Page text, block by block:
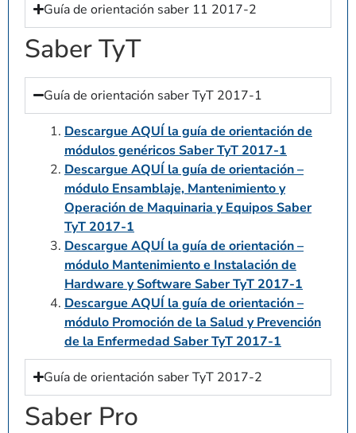
Guía de orientación saber 11 2017-2
Saber TyT
Guía de orientación saber TyT 2017-1
Descargue AQUÍ la guía de orientación de
módulos genéricos Saber TyT 2017-1
Descargue AQUÍ la guía de orientación –
módulo Ensamblaje, Mantenimiento y
Operación de Maquinaria y Equipos Saber
TyT 2017-1
Descargue AQUÍ la guía de orientación –
módulo Mantenimiento e Instalación de
Hardware y Software Saber TyT 2017-1
Descargue AQUÍ la guía de orientación –
módulo Promoción de la Salud y Prevención
de la Enfermedad Saber TyT 2017-1
Guía de orientación saber TyT 2017-2
Saber Pro